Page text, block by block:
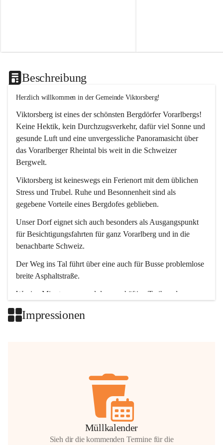
Beschreibung
Herzlich willkommen in der Gemeinde Viktorsberg!
Viktorsberg ist eines der schönsten Bergdörfer Vorarlbergs!
Keine Hektik, kein Durchzugsverkehr, dafür viel Sonne und
gesunde Luft und eine unvergessliche Panoramasicht über
das Vorarlberger Rheintal bis weit in die Schweizer
Bergwelt.
Viktorsberg ist keineswegs ein Ferienort mit dem üblichen
Stress und Trubel. Ruhe und Besonnenheit sind als
gegebene Vorteile eines Bergdofes geblieben.
Unser Dorf eignet sich auch besonders als Ausgangspunkt
für Besichtigungsfahrten für ganz Vorarlberg und in die
benachbarte Schweiz.
Der Weg ins Tal führt über eine auch für Busse problemlose
breite Asphaltstraße.
Wenige Minuten nur, und das geschäftige Treiben der
Impressionen
Müllkalender
Sieh dir die kommenden Termine für die